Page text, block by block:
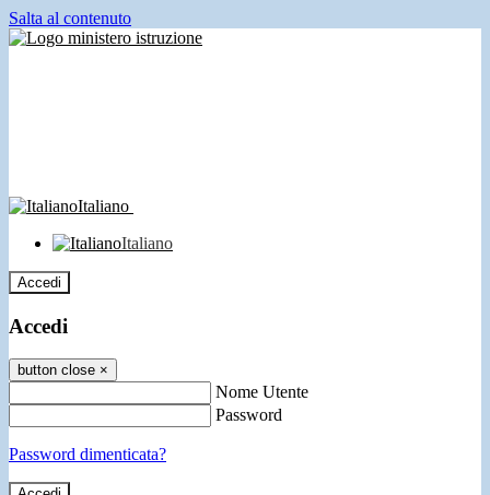
Salta al contenuto
Italiano
Italiano
Accedi
Accedi
button close ×
Nome Utente
Password
Password dimenticata?